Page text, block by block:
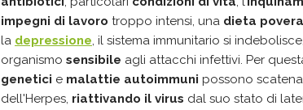
impegni di lavoro troppo intensi, una dieta povera
la depressione, il sistema immunitario si
organismo sensibile agli attacchi infettivi. Per
genetici e malattie autoimmuni possono
dell'Herpes, riattivando il virus dal suo stato di